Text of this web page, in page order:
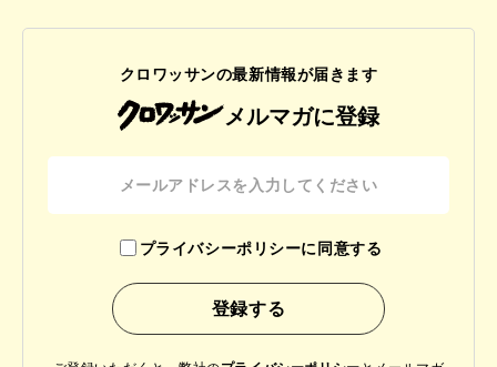
クロワッサンの最新情報が届きます
メルマガに登録
プライバシーポリシーに同意する